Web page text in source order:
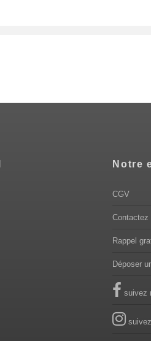
Notre
CGV
Contactez
Rappel
Déposer
suivez